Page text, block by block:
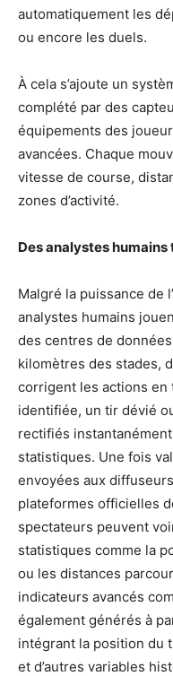
automatiquement les
ou encore les duels.
À cela s’ajoute un
complété par des
équipements des
avancées. Chaque
vitesse de course,
zones d’activité.
Des analystes
Malgré la puissance de
analystes humains
des centres de
kilomètres des stades,
corrigent les actions en
identifiée, un tir dévié
rectifiés
statistiques. Une fois
envoyées aux
plateformes officielles
spectateurs peuvent
statistiques comme la
ou les distances
indicateurs avancés
également générés à
intégrant la position du
et d’autres variables